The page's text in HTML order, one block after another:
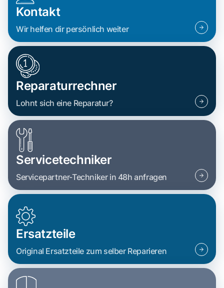
Kontakt
Wir helfen dir persönlich weiter
Reparaturrechner
Lohnt sich eine Reparatur?
Servicetechniker
Servicepartner-Techniker in 48h anfragen
Ersatzteile
Original Ersatzteile zum selber Reparieren